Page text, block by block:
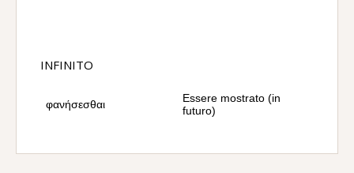
INFINITO
φανήσεσθαι
Essere mostrato (in
futuro)